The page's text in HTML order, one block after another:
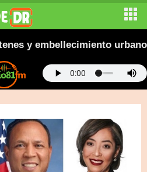
y embellecimiento urbano en